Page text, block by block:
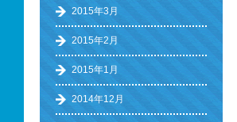
2015年3月
2015年2月
2015年1月
2014年12月